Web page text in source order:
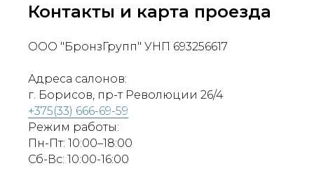
Контакты и карта проезда
ООО "БронзГрупп" УНП 693256617
Адреса салонов:
г. Борисов, пр-т Революции 26/4
+375(33) 666-69-59
Режим работы:
Пн-Пт: 10:00–18:00
Сб-Вс: 10:00-16:00